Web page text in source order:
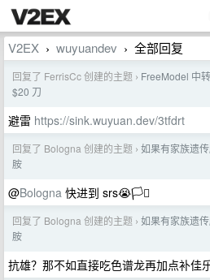
V2EX › wuyuandev › 全部回复
回复了 FerrisCc 创建的主题 › FreeModel 中
$20 刀
避雷 https://sink.wuyuan.dev/3tfdrt
回复了 Bologna 创建的主题 › 如果有家族遗
胺
@Bologna 快进到 srs😭🏳️‍⚧️
回复了 Bologna 创建的主题 › 如果有家族遗
胺
抗雄？那不如直接吃色谱龙再加点补佳